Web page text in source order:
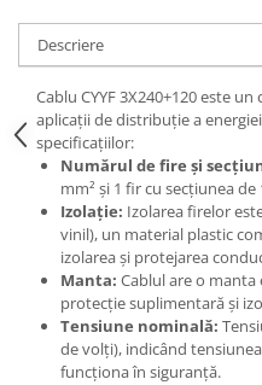
Conector
Stechere ( fise )
AUTOMATIZARI, PROTECTII SI
Contactori
Elemente de comanda si
Separatoare de sarcina
Stabilizatoare
Transformatoare
Descriere
Cablu CYYF 3X240+120 este
aplicații de distribuție a
specificațiilor:
Numărul de fire și
mm² și 1 fir cu secțiunea de
Izolație: Izolarea firelor
vinil), un material plastic
izolarea și protejarea
Manta: Cablul are o manta
protecție suplimentară și
Tensiune nominală:
de volți), indicând
funcționa în siguranță.